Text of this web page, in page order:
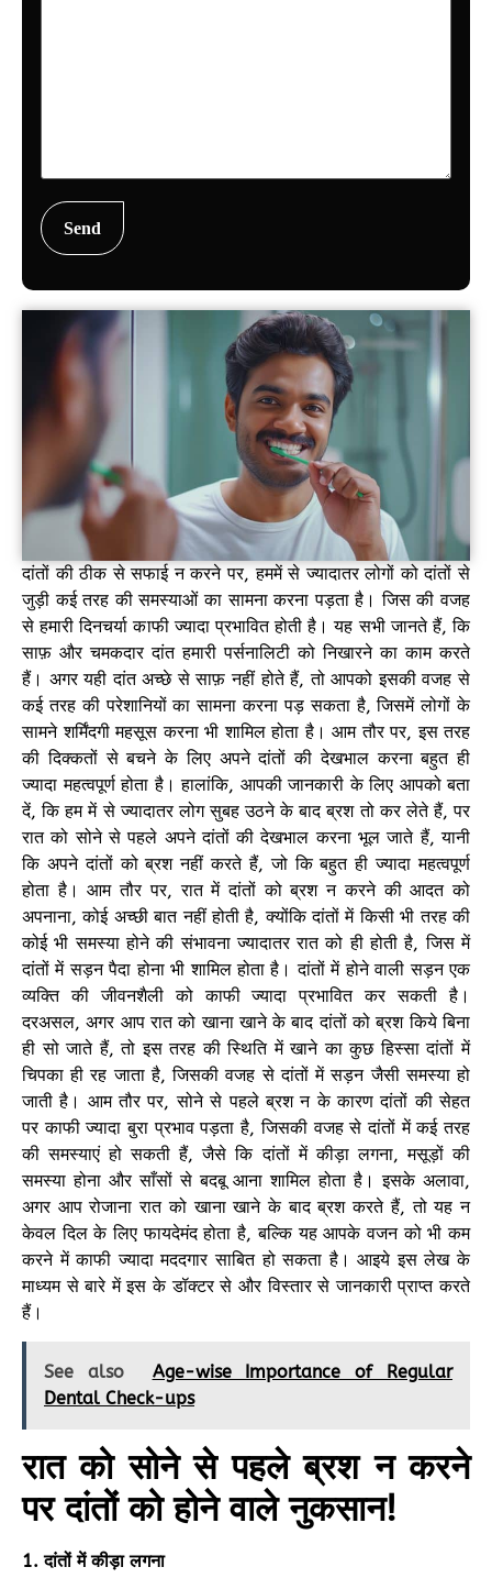
दांतों की ठीक से सफाई न करने पर, हममें से ज्यादातर लोगों को दांतों से
जुड़ी कई तरह की समस्याओं का सामना करना पड़ता है। जिस की वजह
से हमारी दिनचर्या काफी ज्यादा प्रभावित होती है। यह सभी जानते हैं, कि
साफ़ और चमकदार दांत हमारी पर्सनालिटी को निखारने का काम करते
हैं। अगर यही दांत अच्छे से साफ़ नहीं होते हैं, तो आपको इसकी वजह से
कई तरह की परेशानियों का सामना करना पड़ सकता है, जिसमें लोगों के
सामने शर्मिंदगी महसूस करना भी शामिल होता है। आम तौर पर, इस तरह
की दिक्कतों से बचने के लिए अपने दांतों की देखभाल करना बहुत ही
ज्यादा महत्वपूर्ण होता है। हालांकि, आपकी जानकारी के लिए आपको बता
दें, कि हम में से ज्यादातर लोग सुबह उठने के बाद ब्रश तो कर लेते हैं, पर
रात को सोने से पहले अपने दांतों की देखभाल करना भूल जाते हैं, यानी
कि अपने दांतों को ब्रश नहीं करते हैं, जो कि बहुत ही ज्यादा महत्वपूर्ण
होता है। आम तौर पर, रात में दांतों को ब्रश न करने की आदत को
अपनाना, कोई अच्छी बात नहीं होती है, क्योंकि दांतों में किसी भी तरह की
कोई भी समस्या होने की संभावना ज्यादातर रात को ही होती है, जिस में
दांतों में सड़न पैदा होना भी शामिल होता है। दांतों में होने वाली सड़न एक
व्यक्ति की जीवनशैली को काफी ज्यादा प्रभावित कर सकती है।
दरअसल, अगर आप रात को खाना खाने के बाद दांतों को ब्रश किये बिना
ही सो जाते हैं, तो इस तरह की स्थिति में खाने का कुछ हिस्सा दांतों में
चिपका ही रह जाता है, जिसकी वजह से दांतों में सड़न जैसी समस्या हो
जाती है। आम तौर पर, सोने से पहले ब्रश न के कारण दांतों की सेहत
पर काफी ज्यादा बुरा प्रभाव पड़ता है, जिसकी वजह से दांतों में कई तरह
की समस्याएं हो सकती हैं, जैसे कि दांतों में कीड़ा लगना, मसूड़ों की
समस्या होना और साँसों से बदबू आना शामिल होता है। इसके अलावा,
अगर आप रोजाना रात को खाना खाने के बाद ब्रश करते हैं, तो यह न
केवल दिल के लिए फायदेमंद होता है, बल्कि यह आपके वजन को भी कम
करने में काफी ज्यादा मददगार साबित हो सकता है। आइये इस लेख के
माध्यम से बारे में इस के डॉक्टर से और विस्तार से जानकारी प्राप्त करते
हैं।
See also
Age-wise Importance of Regular
Dental Check-ups
रात को सोने से पहले ब्रश न करने
पर दांतों को होने वाले नुकसान!
1. दांतों में कीड़ा लगना